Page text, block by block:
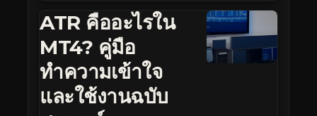
ATR คืออะไรใน
MT4? คู่มือ
ทำความเข้าใจ
และใช้งานฉบับ